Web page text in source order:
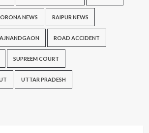
NEWS RAIPUR NEWS
ROAD ACCIDENT
SUPREEM COURT
UTTAR PRADESH